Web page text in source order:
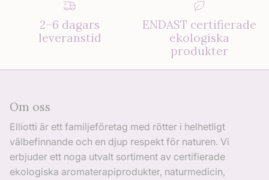
2–6 dagars
leveranstid
ENDAST certifierade
ekologiska
produkter
Om oss
Elliotti är ett familjeföretag med rötter i helhetligt
välbefinnande och en djup respekt för naturen. Vi
erbjuder ett noga utvalt sortiment av certifierade
ekologiska aromaterapiprodukter, naturmedicin,